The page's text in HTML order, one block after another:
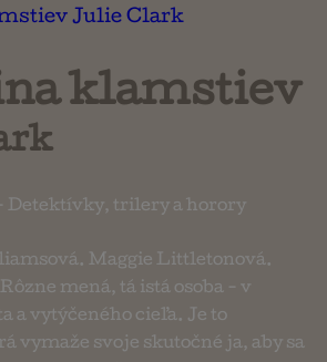
klamstiev
Detektívky, trilery a horory
Maggie Littletonová.
mená, tá istá osoba - v
a vytýčeného cieľa. Je to
vymaže svoje skutočné ja, aby sa